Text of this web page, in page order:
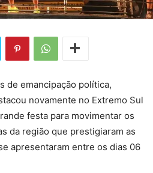
de emancipação política,
novamente no Extremo Sul
festa para movimentar os
da região que prestigiaram as
apresentaram entre os dias 06